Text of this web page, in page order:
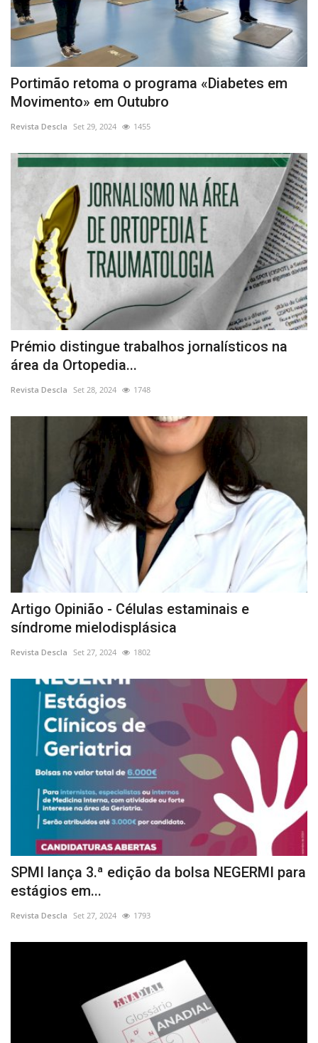
Portimão retoma o programa «Diabetes em
Movimento» em Outubro
Revista Descla Set 29, 2024 1455
Prémio distingue trabalhos jornalísticos na
área da Ortopedia...
Revista Descla Set 28, 2024 1748
Artigo Opinião - Células estaminais e
síndrome mielodisplásica
Revista Descla Set 27, 2024 1802
SPMI lança 3.ª edição da bolsa NEGERMI para
estágios em...
Revista Descla Set 27, 2024 1793